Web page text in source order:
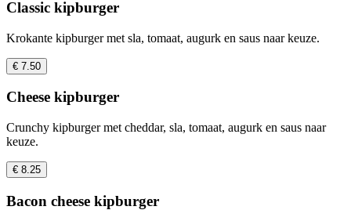
Classic kipburger
Krokante kipburger met sla, tomaat, augurk en saus naar keuze.
€ 7.50
Cheese kipburger
Crunchy kipburger met cheddar, sla, tomaat, augurk en saus naar
keuze.
€ 8.25
Bacon cheese kipburger